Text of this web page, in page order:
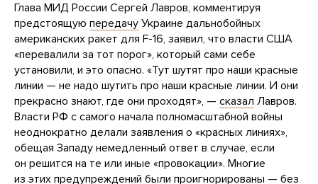
Глава МИД России Сергей Лавров, комментируя
предстоящую передачу Украине дальнобойных
американских ракет для F-16, заявил, что власти США
«перевалили за тот порог», который сами себе
установили, и это опасно. «Тут шутят про наши красные
линии — не надо шутить про наши красные линии. И они
прекрасно знают, где они проходят», — сказал Лавров.
Власти РФ с самого начала полномасштабной войны
неоднократно делали заявления о «красных линиях»,
обещая Западу немедленный ответ в случае, если
он решится на те или иные «провокации». Многие
из этих предупреждений были проигнорированы — без